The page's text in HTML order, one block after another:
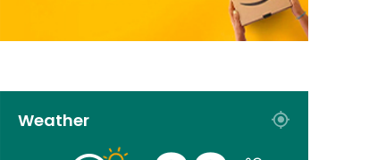
Weather